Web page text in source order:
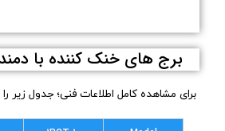
برج های خنک کننده با
برای مشاهده کامل اطلاعات فنی؛ جدول